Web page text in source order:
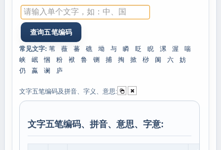
常见文字: 苇 薇 蕃 礁 坳 与 瞵 眨 睨 漯 渥
喘
峡
岷 悃 粉 袱 鲁 铡 捕 掏 掀 桫 阒 六
妨
仍
蠃 谰 庐
文字五笔编码及拼音、字义、意思:
文字五笔编码、拼音、意思、字意: